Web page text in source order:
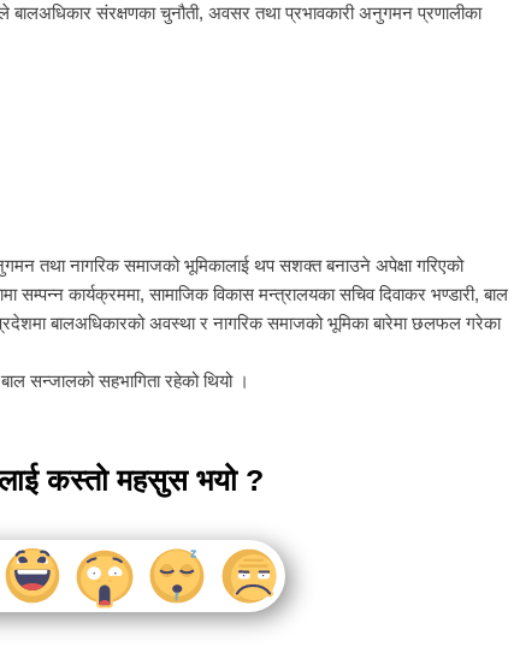
बालअधिकार संरक्षणका चुनौती, अवसर तथा प्रभावकारी अनुगमन प्रणालीका
तथा नागरिक समाजको भूमिकालाई थप सशक्त बनाउने अपेक्षा गरिएको
कार्यक्रममा, सामाजिक विकास मन्त्रालयका सचिव दिवाकर भण्डारी, बाल
बालअधिकारको अवस्था र नागरिक समाजको भूमिका बारेमा छलफल गरेका
सन्जालको सहभागिता रहेको थियो ।
कस्तो महसुस भयो ?